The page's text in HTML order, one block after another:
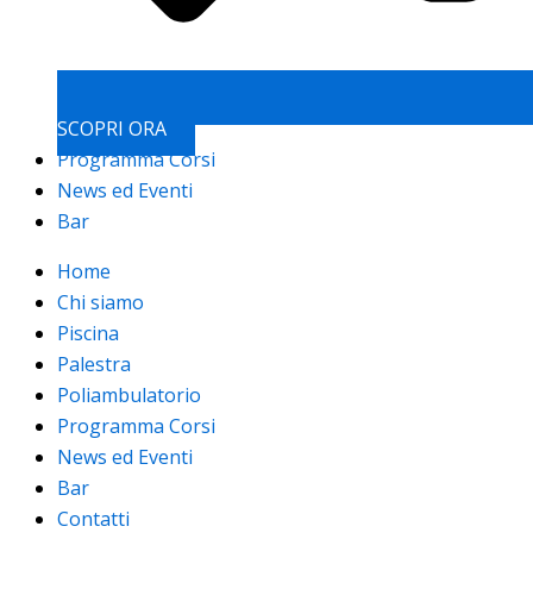
SCOPRI ORA
Programma Corsi
News ed Eventi
Bar
Home
Chi siamo
Piscina
Palestra
Poliambulatorio
Programma Corsi
News ed Eventi
Bar
Contatti